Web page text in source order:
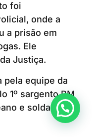
foi
onde a
a prisão em
Ele
Justiça.
pela equipe da
1º sargento PM
e soldados
matéria